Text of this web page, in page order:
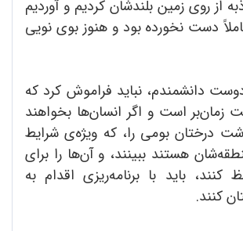
از روی زمین بلندشان کردیم و آوردیم
دست نخورده بود و هنوز بوی نویی
دوست دانشمندم، نباید فراموش کرد که
زمان‌بر است و اگر انسان‌ها ‌بخواهند
درختان بومی را، که ویژه‌ی شرایط
هستند ببینند، و آن‌ها را برای
کنند، باید با برنامه‌ریزی اقدام به
کنند.